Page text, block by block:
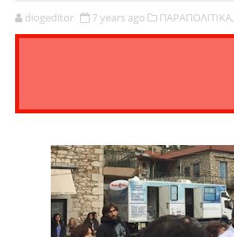
diogeditor 7 years ago ΠΑΡΑΠΟΛΙΤΙΚΑ,